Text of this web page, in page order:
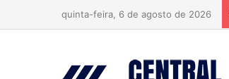
quinta-feira, 6 de agosto de 2026